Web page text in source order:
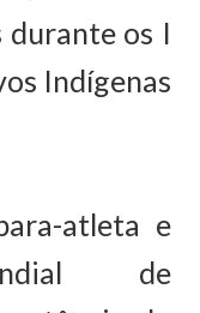
durante os I
Indígenas
atleta e
de